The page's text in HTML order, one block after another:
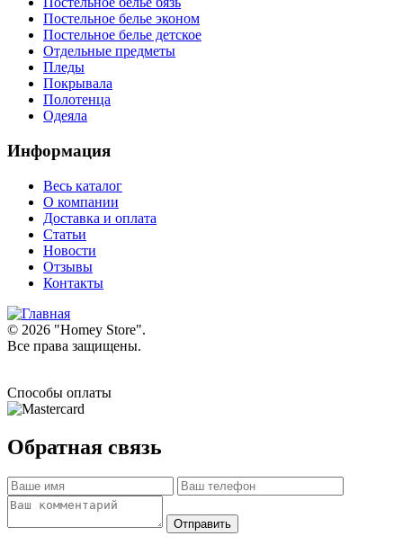
Постельное белье эконом
Постельное белье детское
Отдельные предметы
Пледы
Покрывала
Полотенца
Одеяла
Информация
Весь каталог
О компании
Доставка и оплата
Статьи
Новости
Отзывы
Контакты
© 2026 "Homey Store".
Все права защищены.
Способы оплаты
Обратная связь